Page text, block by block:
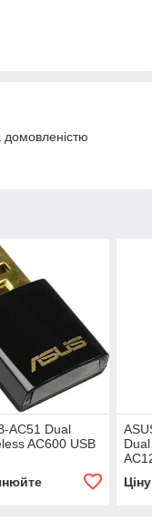
домовленістю
AC51 Dual
AC600 USB